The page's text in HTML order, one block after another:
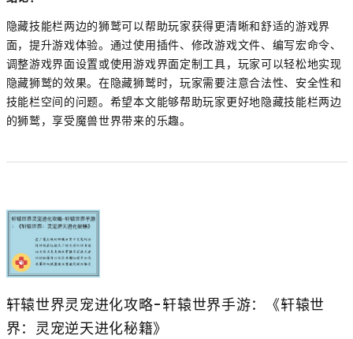
隐藏技能栏两边的狮鹫可以帮助玩家获得更清晰和舒适的游戏界
面，提升游戏体验。通过使用插件、修改游戏文件、编写宏命令、
调整游戏界面设置或使用游戏界面定制工具，玩家可以轻松地实现
隐藏狮鹫的效果。在隐藏狮鹫时，玩家需要注意合法性、安全性和
技能栏空间的问题。希望本文能够帮助玩家更好地隐藏技能栏两边
的狮鹫，享受魔兽世界带来的乐趣。
轩辕世界灵宠进化攻略-轩辕世界手游：《轩辕世
界：灵宠逆天进化秘籍》